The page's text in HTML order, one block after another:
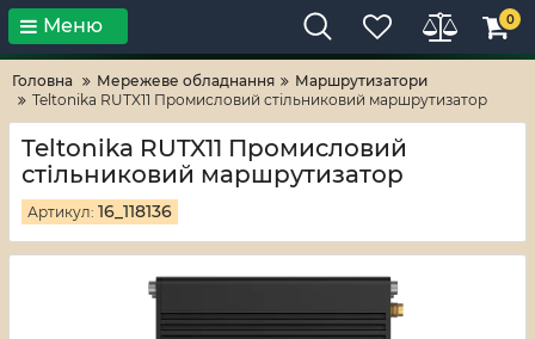
Тільки високі технології! RV-ZAFT
Меню 0
Головна Мережеве обладнання
Маршрутизатори
Teltonika RUTX11 Промисловий стільниковий маршрутизатор
Teltonika RUTX11 Промисловий
стільниковий маршрутизатор
Артикул: 16_118136